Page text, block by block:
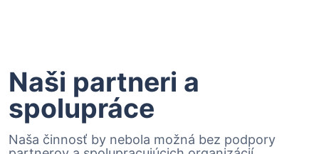
Naši partneri a
spolupráce
Naša činnosť by nebola možná bez podpory